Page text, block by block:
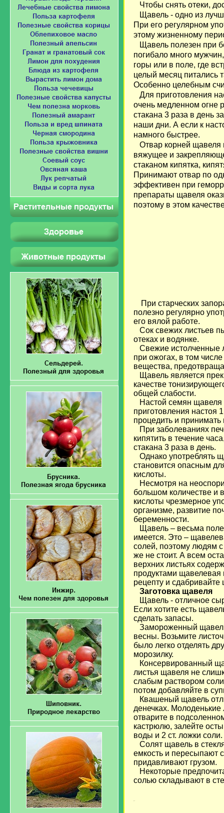
Чтобы снять отеки,
Щавель - одно из
При его регулярном
этому жизненному
Щавель полезен при
погибало много
горы или в поле, где
целый месяц питались
Особенно целебным
Для приготовления
очень медленном огне
стакана 3 раза в день
наши дни. А если к
намного быстрее.
Отвар корней щавеля
вяжущее и
стаканом кипятка,
Принимают отвар по
эффективен при
препараты щавеля
поэтому в этом
При старческих
полезно регулярно
его вялой работе.
Сок свежих листьев
отеках и водянке.
Свежие истолченные
при ожогах, в том
вещества,
Щавель является
качестве
общей слабости.
Настой семян щавеля
приготовления настоя
процедить и
При заболеваниях
кипятить в течение
стакана 3 раза в день.
Однако употреблять
становится опасным
кислоты.
Несмотря на
большом количестве и
кислоты чрезмерное
организме, развитие
беременности.
Щавель – весьма
имеется. Это –
солей, поэтому людям
же не стоит. А всем
верхних листьях
продуктами щавелевая
рецепту и
Заготовка щавеля
Щавель - отличное
Если хотите есть
сделать запасы.
Замороженный
весны. Возьмите
было легко отделять
морозилку.
Консервированный
листья щавеля не
слабым раствором
потом добавляйте в
Квашеный щавель
денечках.
отварите в
кастрюлю, залейте
воды и 2 ст. ложки соли.
Солят щавель в
емкость и пересыпают
придавливают грузом.
Некоторые
солью складывают в